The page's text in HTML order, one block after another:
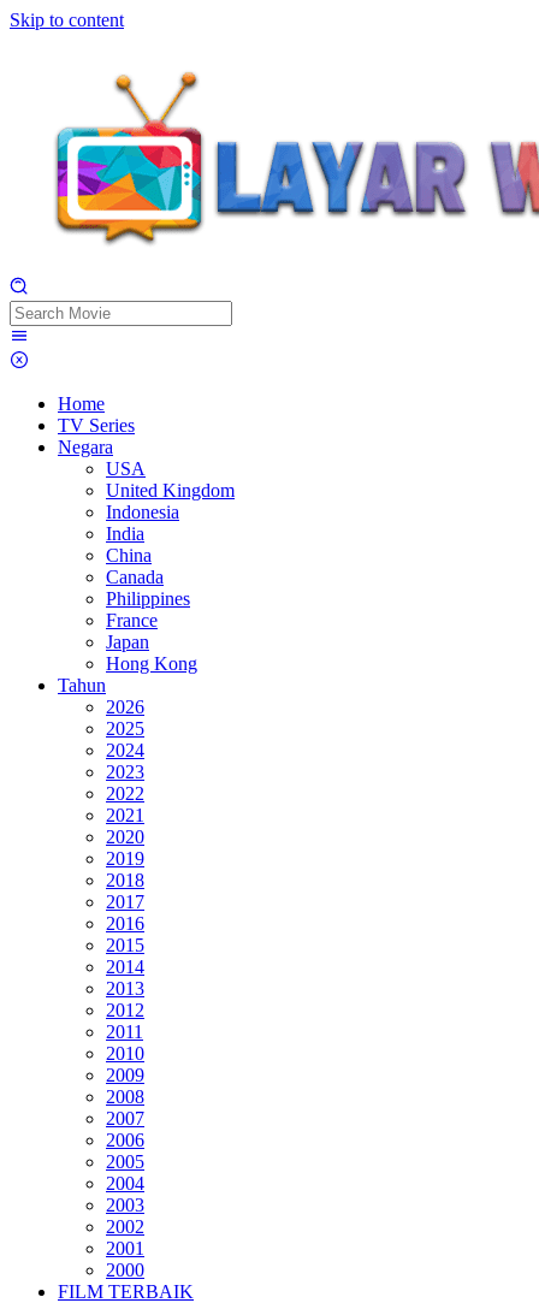
Skip to content
Home
TV Series
Negara
USA
United Kingdom
Indonesia
India
China
Canada
Philippines
France
Japan
Hong Kong
Tahun
2026
2025
2024
2023
2022
2021
2020
2019
2018
2017
2016
2015
2014
2013
2012
2011
2010
2009
2008
2007
2006
2005
2004
2003
2002
2001
2000
FILM TERBAIK